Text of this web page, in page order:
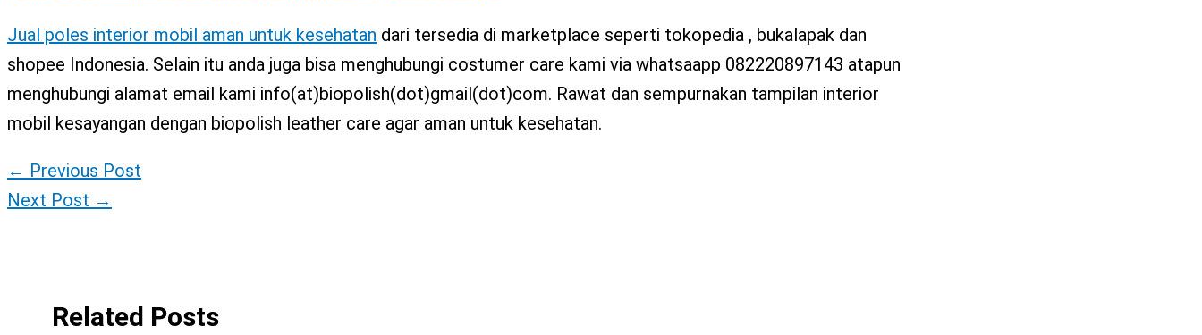
Jual poles interior mobil aman untuk kesehatan dari tersedia di marketplace seperti tokopedia , bukalapak dan
shopee Indonesia. Selain itu anda juga bisa menghubungi costumer care kami via whatsaapp 082220897143 atapun
menghubungi alamat email kami info(at)biopolish(dot)gmail(dot)com. Rawat dan sempurnakan tampilan interior
mobil kesayangan dengan biopolish leather care agar aman untuk kesehatan.
← Previous Post
Next Post →
Related Posts